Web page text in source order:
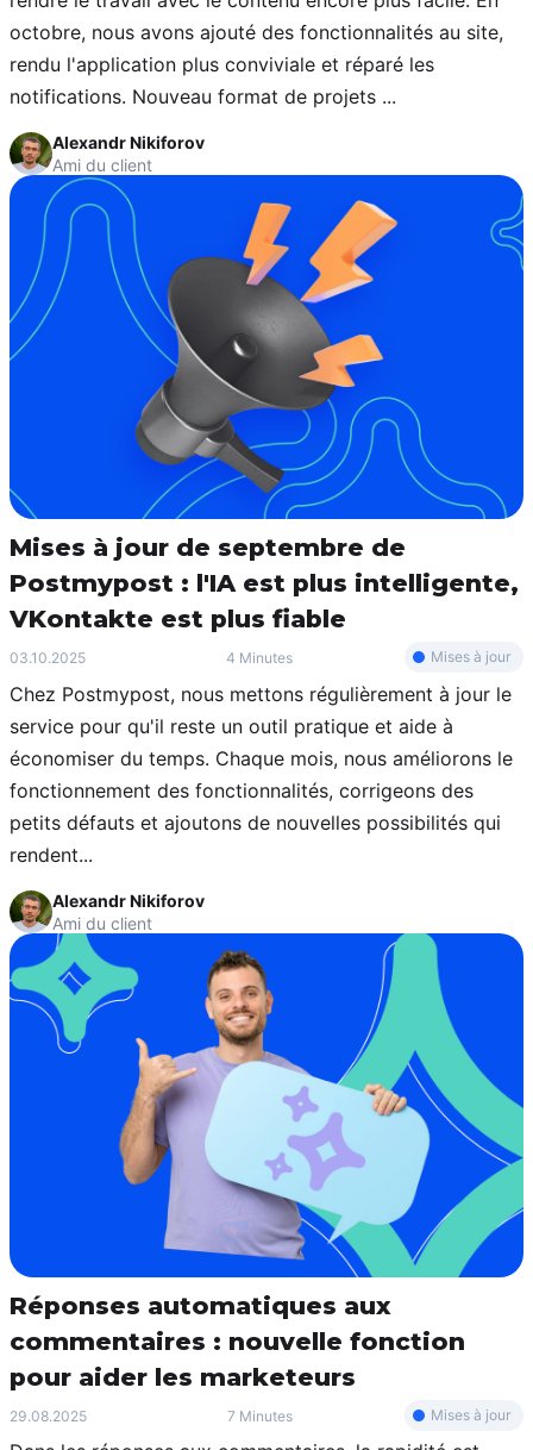
octobre, nous avons ajouté des fonctionnalités au site,
rendu l'application plus conviviale et réparé les
notifications. Nouveau format de projets ...
Alexandr Nikiforov
Ami du client
Mises à jour de septembre de
Postmypost : l'IA est plus intelligente,
VKontakte est plus fiable
03.10.2025 4 Minutes Mises à jour
Chez Postmypost, nous mettons régulièrement à jour le
service pour qu'il reste un outil pratique et aide à
économiser du temps. Chaque mois, nous améliorons le
fonctionnement des fonctionnalités, corrigeons des
petits défauts et ajoutons de nouvelles possibilités qui
rendent...
Alexandr Nikiforov
Ami du client
Réponses automatiques aux
commentaires : nouvelle fonction
pour aider les marketeurs
29.08.2025 7 Minutes Mises à jour